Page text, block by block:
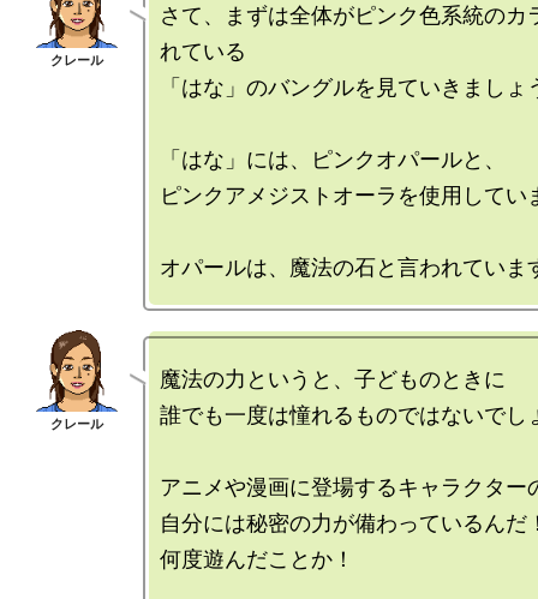
さて、まずは全体がピンク色系統のカ
れている
「はな」のバングルを見ていきましょ
「はな」には、ピンクオパールと、
ピンクアメジストオーラを使用してい
魔法の力というと、子どものときに
誰でも一度は憧れるものではないでし
アニメや漫画に登場するキャラクター
自分には秘密の力が備わっているんだ
何度遊んだことか！